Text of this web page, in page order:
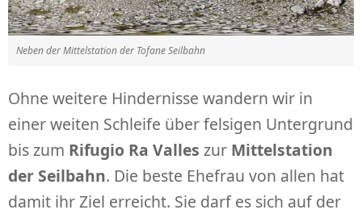
Neben der Mittelstation der Tofane Seilbahn
Ohne weitere Hindernisse wandern wir in
einer weiten Schleife über felsigen Untergrund
bis zum Rifugio Ra Valles zur Mittelstation
der Seilbahn. Die beste Ehefrau von allen hat
damit ihr Ziel erreicht. Sie darf es sich auf der